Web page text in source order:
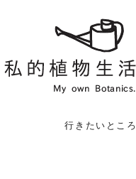
行きたいところ